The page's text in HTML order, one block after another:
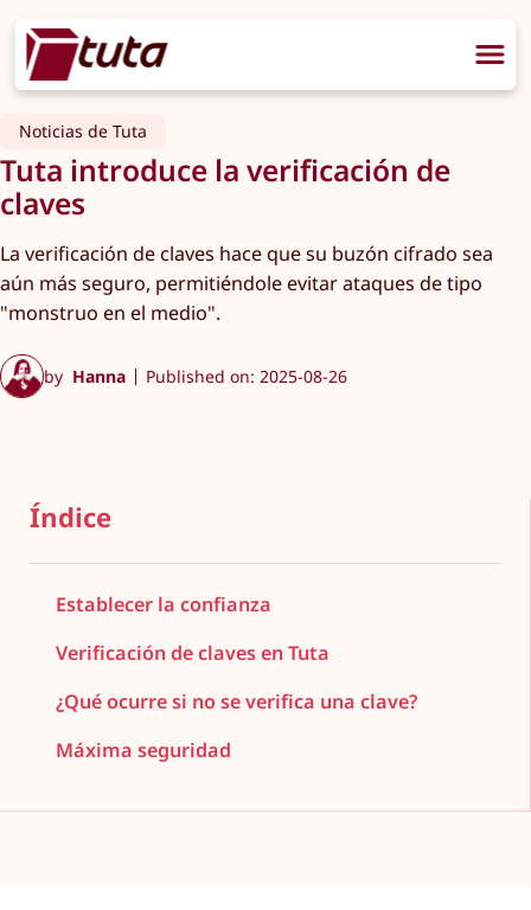
Noticias de Tuta
Tuta introduce la verificación de
claves
La verificación de claves hace que su buzón cifrado sea
aún más seguro, permitiéndole evitar ataques de tipo
"monstruo en el medio".
by Hanna Published on: 2025-08-26
Índice
Establecer la confianza
Verificación de claves en Tuta
¿Qué ocurre si no se verifica una clave?
Máxima seguridad